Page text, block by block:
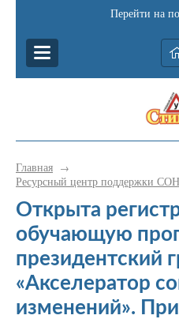
Перейти на
Главная →
Ресурсный центр поддержки
Открыта
обучающую
президентский
«Акселератор
изменений».